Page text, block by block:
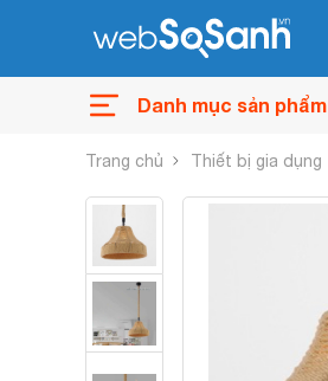
Danh mục sản phẩm
Trang chủ Thiết bị gia dụng